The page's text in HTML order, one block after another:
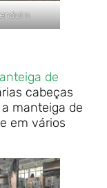
de
cabeças
manteiga de
em vários